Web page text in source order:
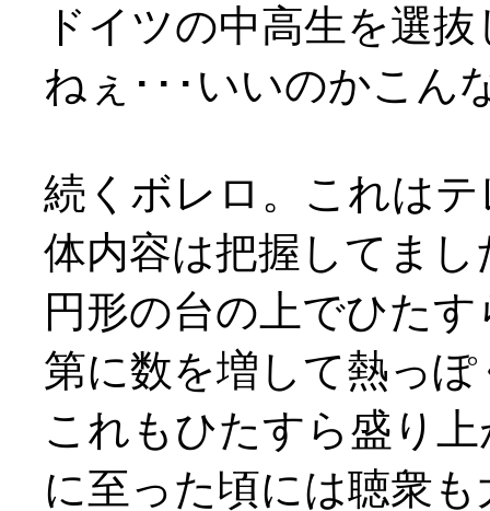
ドイツの中高生を選
ねぇ･･･いいのかこん
続くボレロ。これは
体内容は把握してまし
円形の台の上でひた
第に数を増して熱っ
これもひたすら盛り
に至った頃には聴衆も